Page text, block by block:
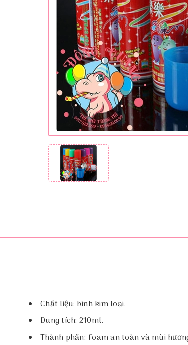
Chất liệu: bình kim loại.
Dung tích: 210ml.
Thành phần: foam an toàn và mùi